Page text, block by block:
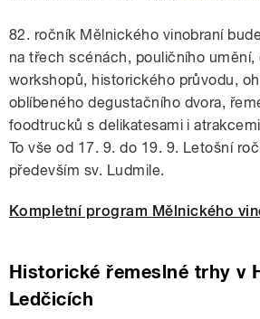
82. ročník Mělnického vinobraní
na třech scénách, pouličního umění,
workshopů, historického průvodu,
oblíbeného degustačního dvora,
foodtrucků s delikatesami i
To vše od 17. 9. do 19. 9. Letošní
především sv. Ludmile.
Kompletní program Mělnického
Historické řemeslné trhy v
Ledčicích